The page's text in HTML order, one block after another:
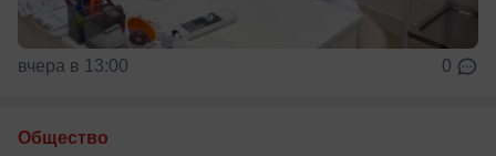
вчера в 13:00 0
Общество